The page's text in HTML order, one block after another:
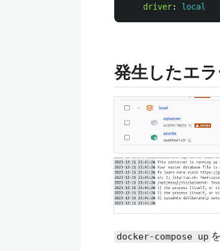
driver: local
発生したエ
docker-compose up